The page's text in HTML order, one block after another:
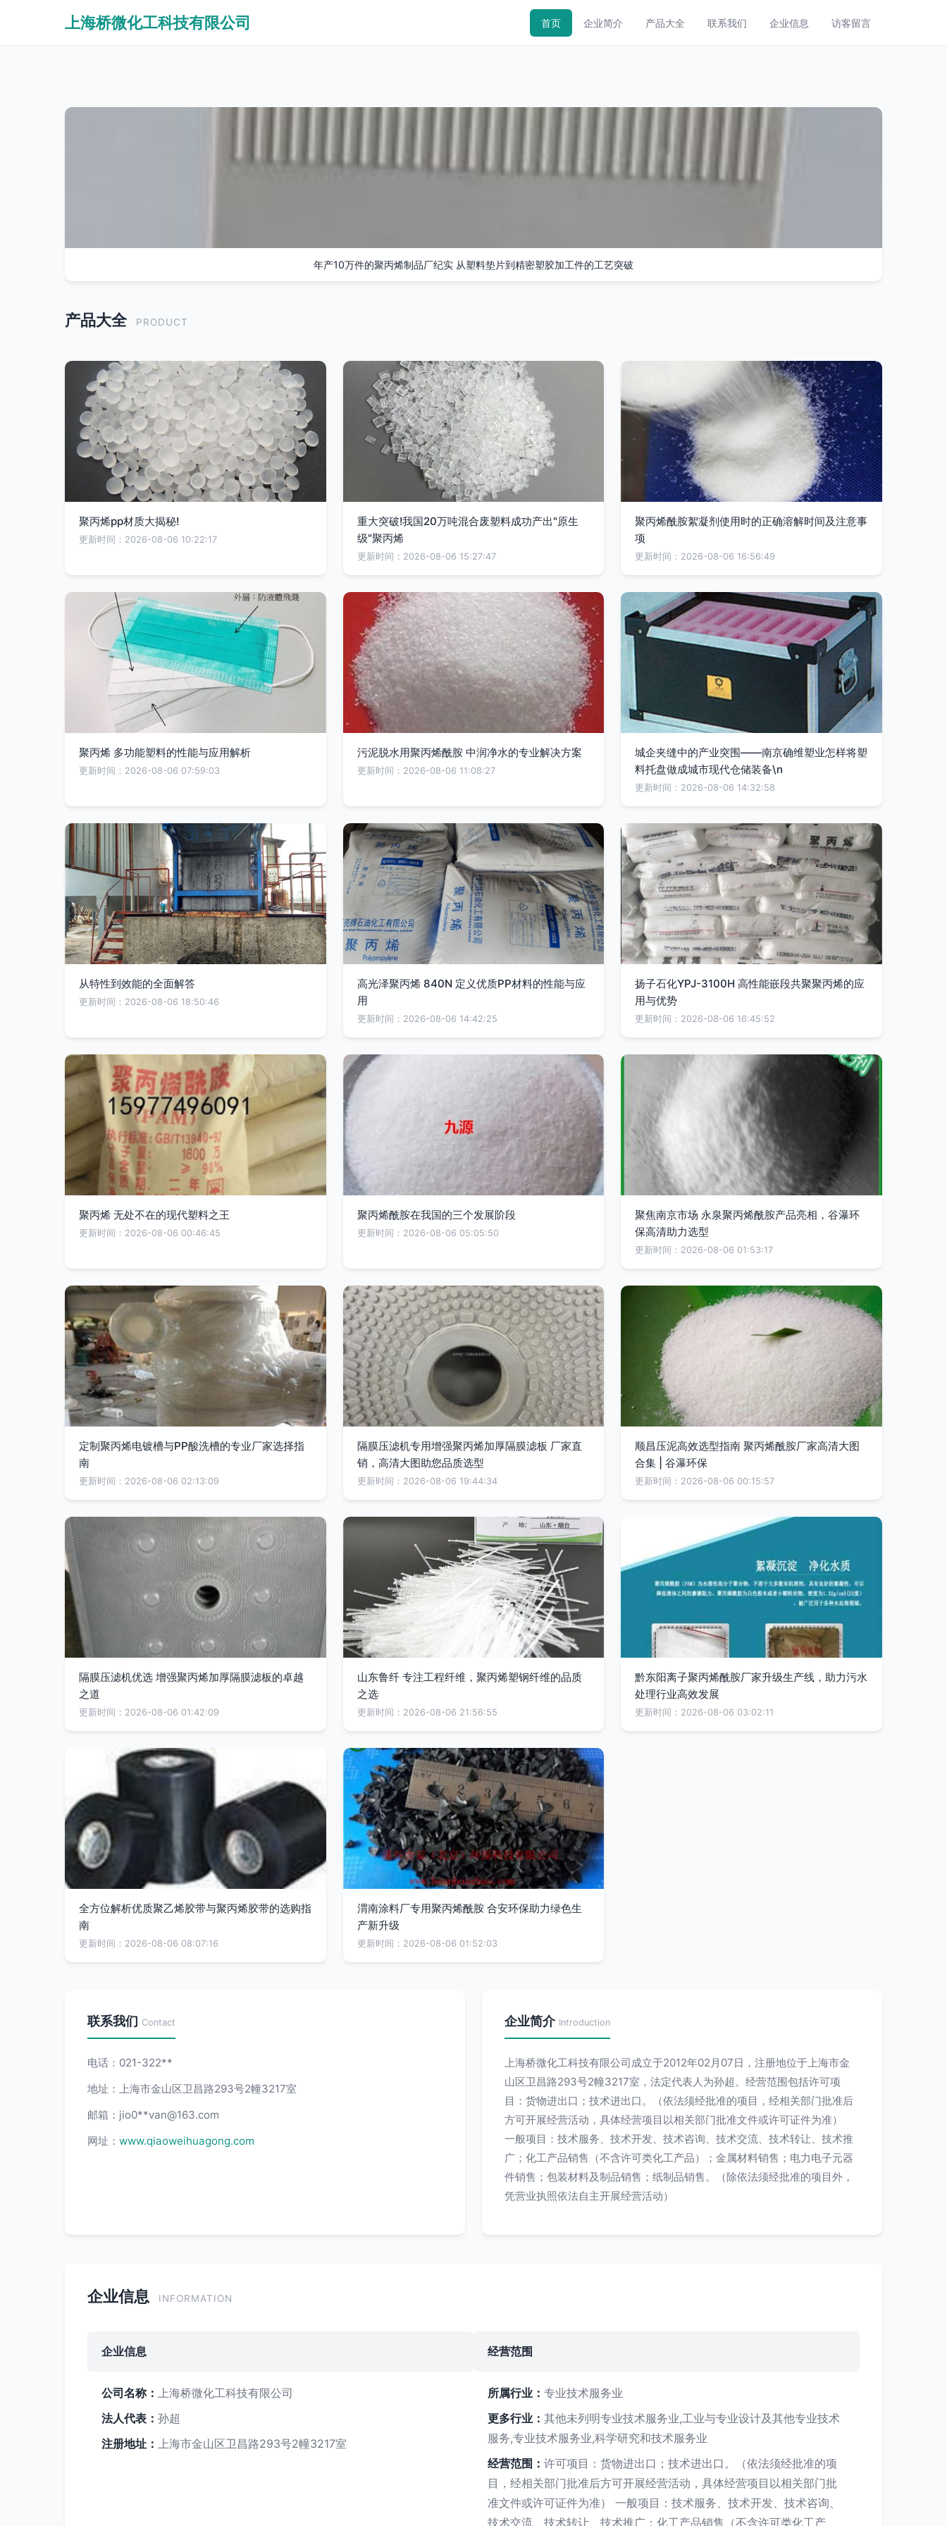
上海桥微化工科技有限公司 首页 企业简介 产品大全 联系我们 企业信息 访客留言
年产10万件的聚丙烯制品厂纪实 从塑料垫片到精密塑胶加工件的工艺突破
产品大全 PRODUCT
聚丙烯pp材质大揭秘!
更新时间：2026-08-06 10:22:17
重大突破!我国20万吨混合废塑料成功产出"原生
级"聚丙烯
更新时间：2026-08-06 15:27:47
聚丙烯酰胺絮凝剂使用时的正确溶解时间及注意事
项
更新时间：2026-08-06 16:56:49
聚丙烯 多功能塑料的性能与应用解析
更新时间：2026-08-06 07:59:03
污泥脱水用聚丙烯酰胺 中润净水的专业解决方案
更新时间：2026-08-06 11:08:27
城企夹缝中的产业突围——南京确维塑业怎样将塑
料托盘做成城市现代仓储装备\n
更新时间：2026-08-06 14:32:58
从特性到效能的全面解答
更新时间：2026-08-06 18:50:46
高光泽聚丙烯 840N 定义优质PP材料的性能与应
用
更新时间：2026-08-06 14:42:25
扬子石化YPJ-3100H 高性能嵌段共聚聚丙烯的应
用与优势
更新时间：2026-08-06 16:45:52
聚丙烯 无处不在的现代塑料之王
更新时间：2026-08-06 00:46:45
聚丙烯酰胺在我国的三个发展阶段
更新时间：2026-08-06 05:05:50
聚焦南京市场 永泉聚丙烯酰胺产品亮相，谷瀑环
保高清助力选型
更新时间：2026-08-06 01:53:17
定制聚丙烯电镀槽与PP酸洗槽的专业厂家选择指
南
更新时间：2026-08-06 02:13:09
隔膜压滤机专用增强聚丙烯加厚隔膜滤板 厂家直
销，高清大图助您品质选型
更新时间：2026-08-06 19:44:34
顺昌压泥高效选型指南 聚丙烯酰胺厂家高清大图
合集 | 谷瀑环保
更新时间：2026-08-06 00:15:57
隔膜压滤机优选 增强聚丙烯加厚隔膜滤板的卓越
之道
更新时间：2026-08-06 01:42:09
山东鲁纤 专注工程纤维，聚丙烯塑钢纤维的品质
之选
更新时间：2026-08-06 21:56:55
黔东阳离子聚丙烯酰胺厂家升级生产线，助力污水
处理行业高效发展
更新时间：2026-08-06 03:02:11
全方位解析优质聚乙烯胶带与聚丙烯胶带的选购指
南
更新时间：2026-08-06 08:07:16
渭南涂料厂专用聚丙烯酰胺 合安环保助力绿色生
产新升级
更新时间：2026-08-06 01:52:03
联系我们 Contact
电话：021-322**
地址：上海市金山区卫昌路293号2幢3217室
邮箱：jio0**van@163.com
网址： www.qiaoweihuagong.com
企业简介 Introduction
上海桥微化工科技有限公司成立于2012年02月07日，注册地位于上海市金
山区卫昌路293号2幢3217室，法定代表人为孙超。经营范围包括许可项
目：货物进出口；技术进出口。（依法须经批准的项目，经相关部门批准后
方可开展经营活动，具体经营项目以相关部门批准文件或许可证件为准）
一般项目：技术服务、技术开发、技术咨询、技术交流、技术转让、技术推
广；化工产品销售（不含许可类化工产品）；金属材料销售；电力电子元器
件销售；包装材料及制品销售；纸制品销售。（除依法须经批准的项目外，
凭营业执照依法自主开展经营活动）
企业信息 INFORMATION
企业信息 经营范围
公司名称： 上海桥微化工科技有限公司
法人代表： 孙超
注册地址： 上海市金山区卫昌路293号2幢3217室
所属行业： 专业技术服务业
更多行业： 其他未列明专业技术服务业,工业与专业设计及其他专业技术
服务,专业技术服务业,科学研究和技术服务业
经营范围： 许可项目：货物进出口；技术进出口。（依法须经批准的项
目，经相关部门批准后方可开展经营活动，具体经营项目以相关部门批
准文件或许可证件为准） 一般项目：技术服务、技术开发、技术咨询、
技术交流、技术转让、技术推广；化工产品销售（不含许可类化工产